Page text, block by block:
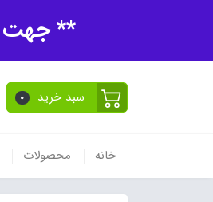
** جهت
سبد خرید 0
خانه محصولات